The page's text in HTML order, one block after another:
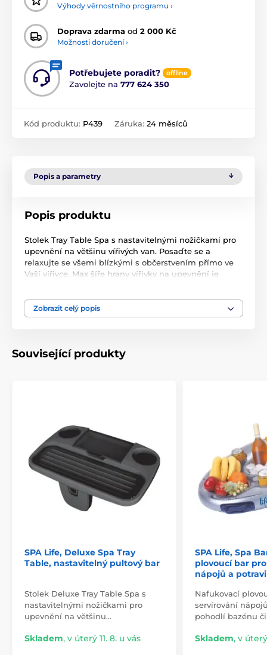
Výhody věrnostního programu ›
Doprava zdarma od 2 000 Kč
Možnosti doručení ›
Potřebujete poradit? offline
Zavolejte na 777 624 350
Kód produktu: P439 Záruka: 24 měsíců
Popis a parametry
Popis produktu
Stolek Tray Table Spa s nastavitelnými nožičkami pro
upevnění na většinu vířivých van. Posaďte se a
relaxujte se všemi blízkými s občerstvením přímo ve
Vaší vířivce. Max šíře hrany vířivky na upevnění je
Zobrazit celý popis
Související produkty
SPA Life, Deluxe Spa Tray
Table, nastavitelný pultový bar
Stolek Deluxe Tray Table Spa s
nastavitelnými nožičkami pro
upevnění na většinu…
Skladem, v úterý 11. 8. u vás
SPA Life, Spa
plovoucí bar
nápojů a
Nafukovací
servírování
pohodlí bazénu
Skladem, v úterý